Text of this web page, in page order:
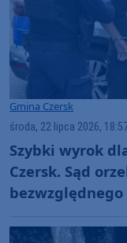
Gmina Czersk
środa, 22 lipca 2026,
Szybki wyrok
Czersk. Sąd